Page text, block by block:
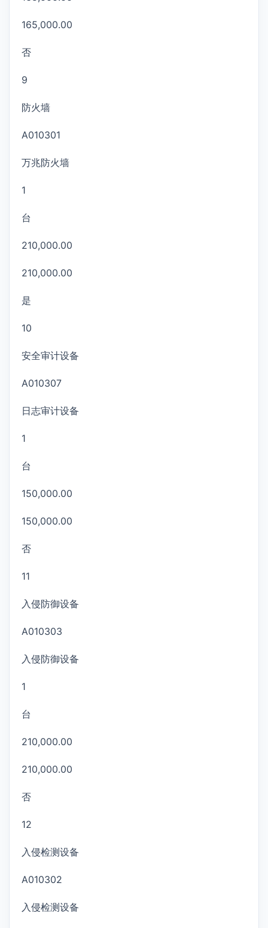
165,000.00
否
9
防火墙
A010301
万兆防火墙
1
台
210,000.00
210,000.00
是
10
安全审计设备
A010307
日志审计设备
1
台
150,000.00
150,000.00
否
11
入侵防御设备
A010303
入侵防御设备
1
台
210,000.00
210,000.00
否
12
入侵检测设备
A010302
入侵检测设备